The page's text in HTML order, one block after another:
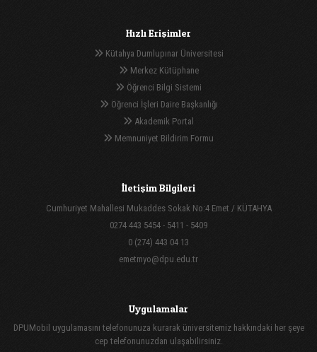
Hızlı Erişimler
Kütahya Dumlupınar Üniversitesi
Merkez Kütüphane
Öğrenci Bilgi Sistemi
Öğrenci İşleri Daire Başkanlığı
Akademik Portal
Memnuniyet Bildirim Formu
İletişim Bilgileri
Cumhuriyet Mahallesi Mukaddes Sokak No:4 Emet / KÜTAHYA
0274 443 5454 - 5411 - 5409
0 (274) 443 04 13
emetmyo@dpu.edu.tr
Uygulamalar
DPUMobil uygulamasını telefonunuza kurarak üniversitemiz hakkındaki her şeye
cep telefonunuzdan ulaşabilirsiniz.